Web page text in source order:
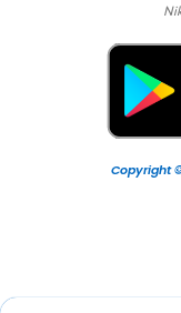
Copyright